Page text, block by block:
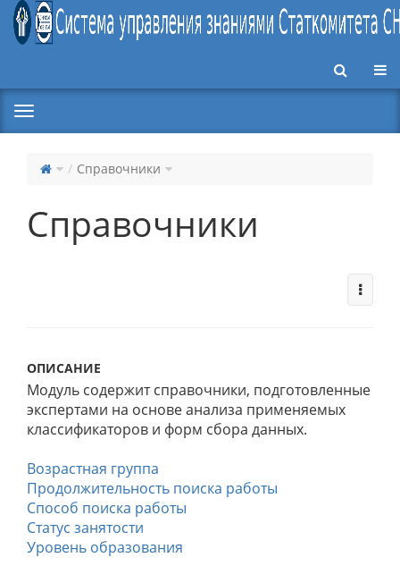
Справочники
Справочники
ОПИСАНИЕ
Модуль содержит справочники, подготовленные
экспертами на основе анализа применяемых
классификаторов и форм сбора данных.
Возрастная группа
Продолжительность поиска работы
Способ поиска работы
Статус занятости
Уровень образования